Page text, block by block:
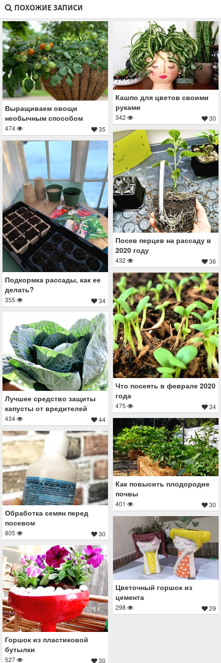
ПОХОЖИЕ ЗАПИСИ
Выращиваем овощи
необычным способом
474 35
Кашпо для цветов своими
руками
342 30
Посев перцев на рассаду в
2020 году
432 36
Подкормка рассады, как ее
делать?
355 34
Что посеять в феврале 2020
года
475 34
Лучшее средство защиты
капусты от вредителей
434 44
Как повысить плодородие
почвы
401 30
Обработка семян перед
посевом
805 30
Цветочный горшок из
цемента
298 29
Горшок из пластиковой
бутылки
527 30